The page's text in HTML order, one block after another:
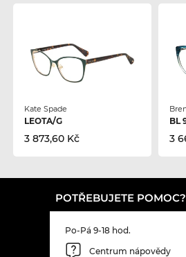
Kate Spade
LEOTA/G
3 873,60 Kč
BL
3
POTŘEBUJETE POMOC?
Po-Pá 9-18 hod.
Centrum nápovědy